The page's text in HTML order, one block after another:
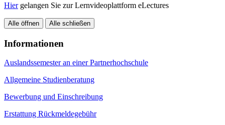
Hiergelangen Sie zur Lernvideoplattform eLectures
Alle öffnen Alle schließen
Informationen
Auslandssemester an einer Partnerhochschule
Allgemeine Studienberatung
Bewerbung und Einschreibung
Erstattung Rückmeldegebühr